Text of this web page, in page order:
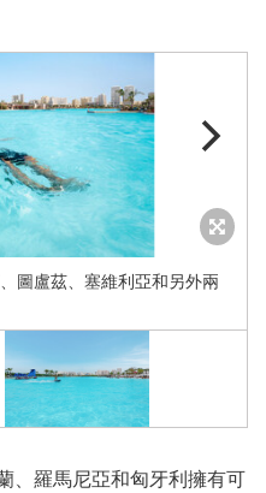
圖盧茲、塞維利亞和另外兩
、羅馬尼亞和匈牙利擁有可